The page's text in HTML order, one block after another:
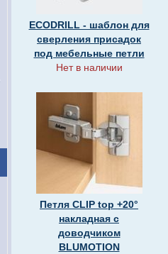
ECODRILL - шаблон для
сверления присадок
под мебельные петли
Нет в наличии
Петля CLIP top +20°
накладная с
доводчиком
BLUMOTION